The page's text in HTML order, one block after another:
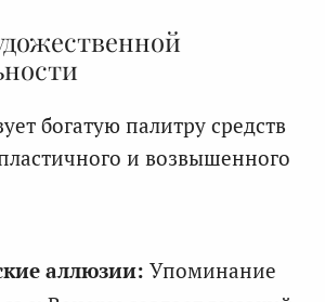
богатую палитру средств
и возвышенного
аллюзии: Упоминание